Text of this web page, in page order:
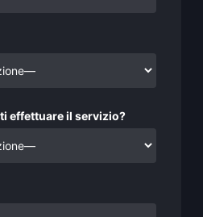
effettuare il servizio?